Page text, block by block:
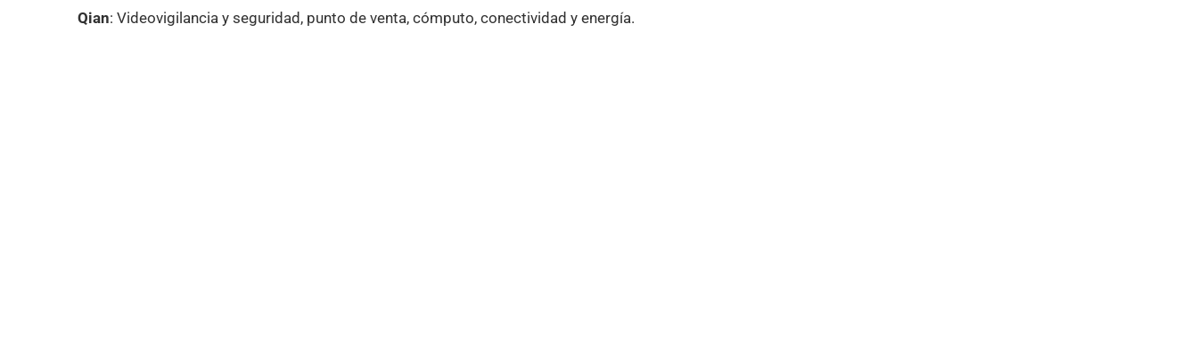
Qian: Videovigilancia y seguridad, punto de venta, cómputo, conectividad y energía.